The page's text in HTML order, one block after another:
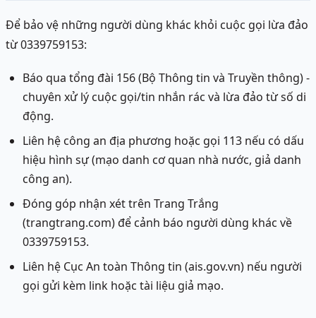
Để bảo vệ những người dùng khác khỏi cuộc gọi lừa đảo
từ 0339759153:
Báo qua tổng đài 156 (Bộ Thông tin và Truyền thông) -
chuyên xử lý cuộc gọi/tin nhắn rác và lừa đảo từ số di
động.
Liên hệ công an địa phương hoặc gọi 113 nếu có dấu
hiệu hình sự (mạo danh cơ quan nhà nước, giả danh
công an).
Đóng góp nhận xét trên Trang Trắng
(trangtrang.com) để cảnh báo người dùng khác về
0339759153.
Liên hệ Cục An toàn Thông tin (ais.gov.vn) nếu người
gọi gửi kèm link hoặc tài liệu giả mạo.